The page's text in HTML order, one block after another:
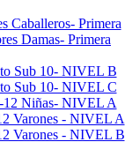
Caballeros- Primera
Damas- Primera
Sub 10- NIVEL B
Sub 10- NIVEL C
12 Niñas- NIVEL A
Varones - NIVEL A
Varones - NIVEL B